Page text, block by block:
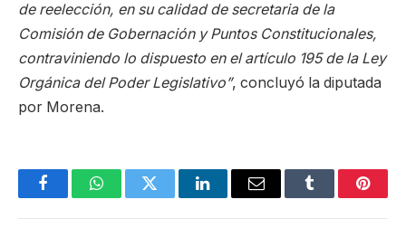
de reelección, en su calidad de secretaria de la
Comisión de Gobernación y Puntos Constitucionales,
contraviniendo lo dispuesto en el artículo 195 de la Ley
Orgánica del Poder Legislativo”, concluyó la diputada
por Morena.
FacebookWhatsAppTwitter LinkedInEmail Tumblr